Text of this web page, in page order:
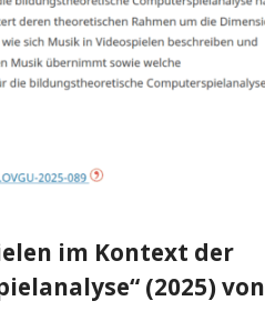
im Kontext der
(2025) von